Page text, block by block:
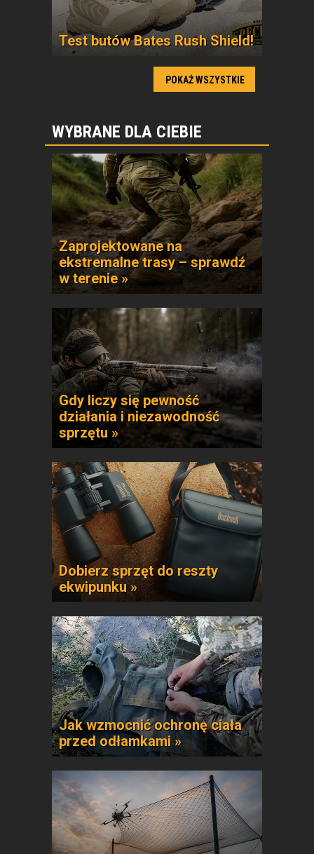
Test butów Bates Rush Shield!
POKAŻ WSZYSTKIE
WYBRANE DLA CIEBIE
Zaprojektowane na
ekstremalne trasy – sprawdź
w terenie »
Gdy liczy się pewność
działania i niezawodność
sprzętu »
Dobierz sprzęt do reszty
ekwipunku »
Jak wzmocnić ochronę ciała
przed odłamkami »